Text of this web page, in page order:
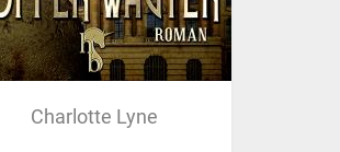
Charlotte Lyne